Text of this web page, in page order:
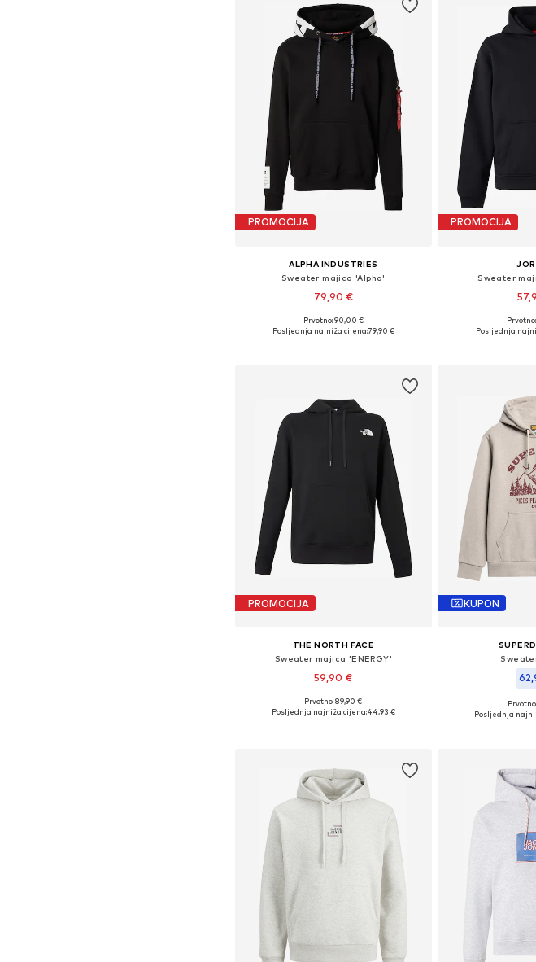
PROMOCIJA
ALPHA INDUSTRIES
Sweater majica 'Alpha'
79,90 €
Dostupne veličine: S, M, L, XL, XXL
Prvotno: 90,00 €
Posljednja najniža cijena:79,90 €
PROMOCIJA
Sweater
Dostupne veličine:
Posljednja
PROMOCIJA
THE NORTH FACE
Sweater majica 'ENERGY'
59,90 €
Dostupne veličine: S, M, L, XL
Prvotno: 89,90 €
Posljednja najniža cijena:44,93 €
KUPON
Dostupne
Posljednja